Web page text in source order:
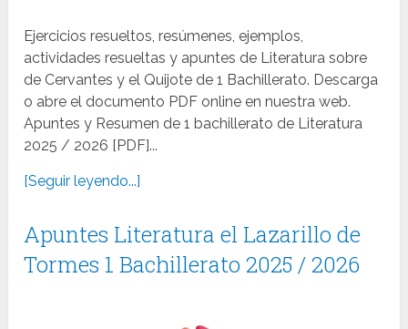
Ejercicios resueltos, resúmenes, ejemplos,
actividades resueltas y apuntes de Literatura sobre
de Cervantes y el Quijote de 1 Bachillerato. Descarga
o abre el documento PDF online en nuestra web.
Apuntes y Resumen de 1 bachillerato de Literatura
2025 / 2026 [PDF]...
[Seguir leyendo...]
Apuntes Literatura el Lazarillo de
Tormes 1 Bachillerato 2025 / 2026